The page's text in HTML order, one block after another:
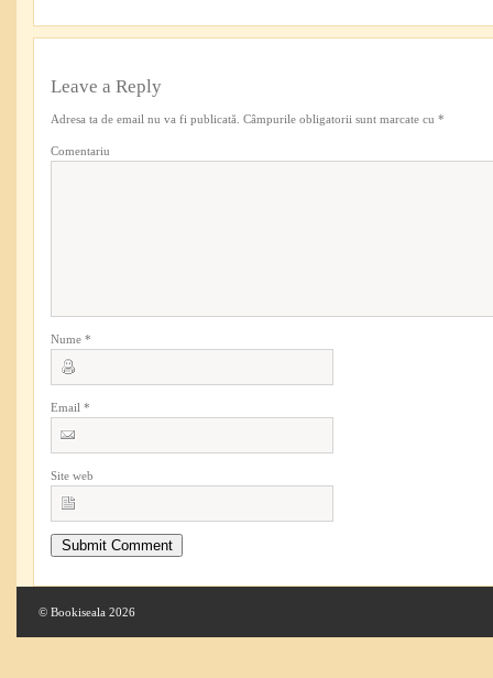
Leave a Reply
Adresa ta de email nu va fi publicată. Câmpurile obligatorii sunt marcate cu *
Comentariu
Nume *
Email *
Site web
© Bookiseala 2026